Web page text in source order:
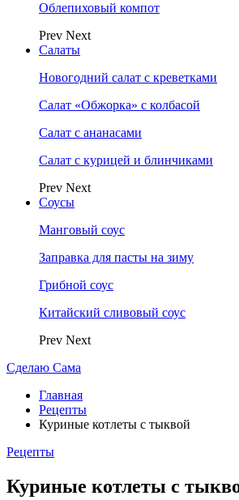
Облепиховый компот
Prev Next
Салаты
Новогодний салат с креветками
Салат «Обжорка» с колбасой
Салат с ананасами
Салат с курицей и блинчиками
Prev Next
Соусы
Манговый соус
Заправка для пасты на зиму
Грибной соус
Китайский сливовый соус
Prev Next
Сделаю Сама
Главная
Рецепты
Куриные котлеты с тыквой
Рецепты
Куриные котлеты с